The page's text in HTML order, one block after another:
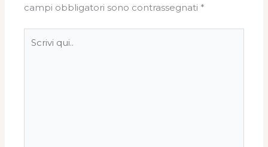
campi obbligatori sono contrassegnati *
qui..